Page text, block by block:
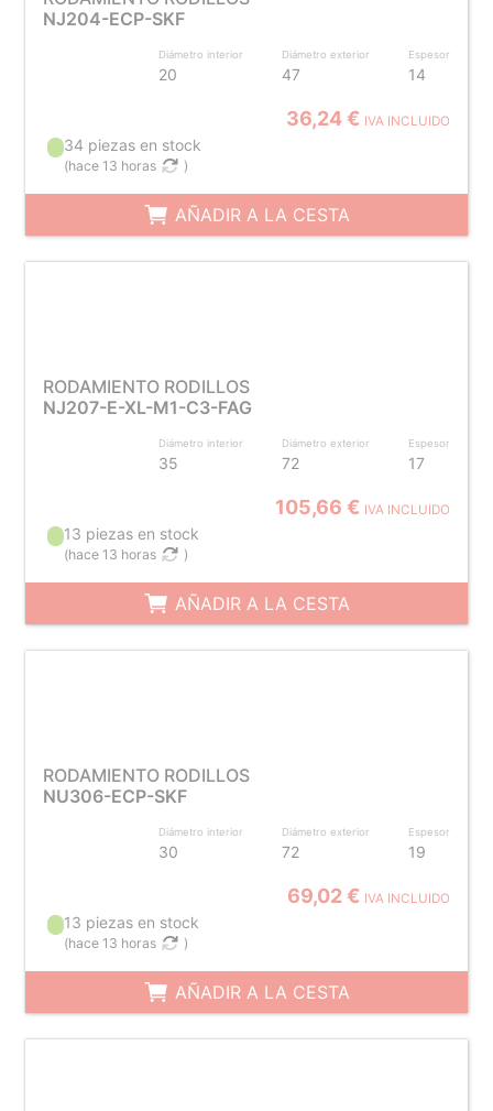
NJ204-ECP-SKF
Diámetro interior
20
Diámetro exterior
47
Espesor
14
36,24 € IVA INCLUIDO
34 piezas en stock
(hace 13 horas )
AÑADIR A LA CESTA
RODAMIENTO RODILLOS
NJ207-E-XL-M1-C3-FAG
Diámetro interior
35
Diámetro exterior
72
Espesor
17
105,66 € IVA INCLUIDO
13 piezas en stock
(hace 13 horas )
AÑADIR A LA CESTA
RODAMIENTO RODILLOS
NU306-ECP-SKF
Diámetro interior
30
Diámetro exterior
72
Espesor
19
69,02 € IVA INCLUIDO
13 piezas en stock
(hace 13 horas )
AÑADIR A LA CESTA